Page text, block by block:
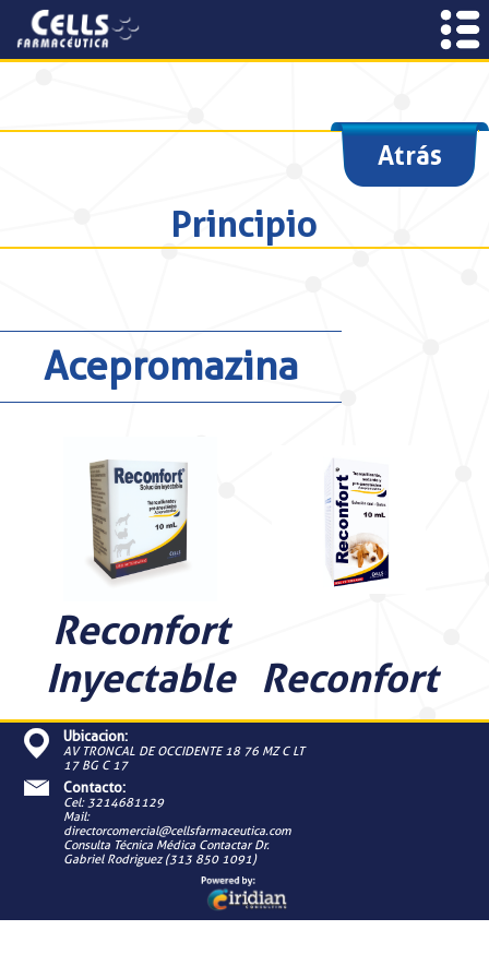
Atrás
Principio
Acepromazina
Reconfort
Inyectable
Reconfort
Ubicacion:
AV TRONCAL DE OCCIDENTE 18 76 MZ C LT
17 BG C 17
Contacto:
Cel: 3214681129
Mail:
directorcomercial@cellsfarmaceutica.com
Consulta Técnica Médica Contactar Dr.
Gabriel Rodriguez (313 850 1091)